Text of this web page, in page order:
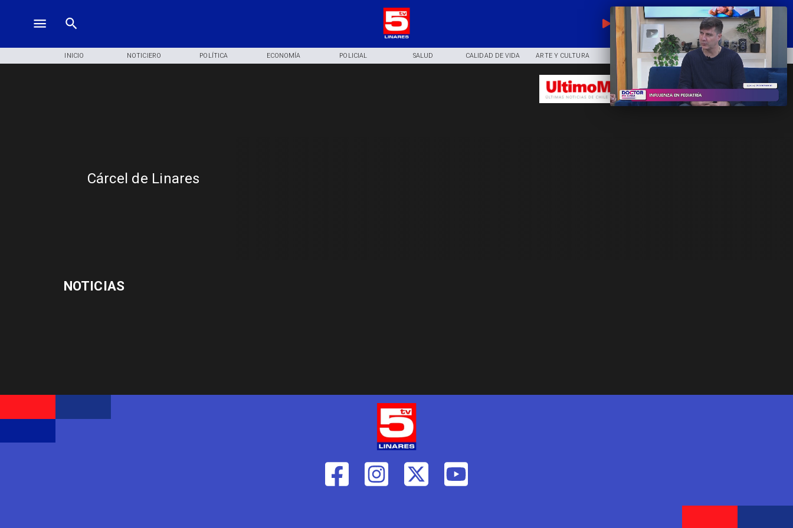
EN VIVO
INICIO NOTICIERO POLÍTICA ECONOMÍA POLICIAL SALUD CALIDAD DE VIDA ARTE Y CULTURA COMUNIDAD DEPORTES
Cárcel de Linares
NOTICIAS